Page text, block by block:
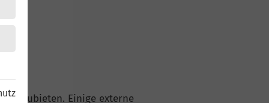
anzubieten. Einige externe